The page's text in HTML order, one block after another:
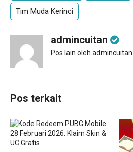
Tim Muda Kerinci
admincuitan
Pos lain oleh admincuitan
Pos terkait